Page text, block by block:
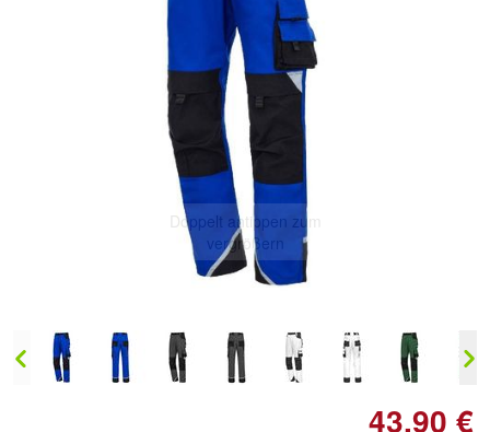
Doppelt antippen zum
vergrößern
43,90 €